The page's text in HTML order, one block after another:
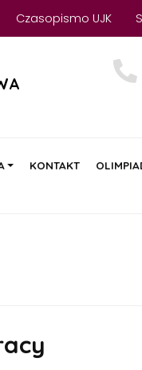
Czasopismo UJK
KONTAKT